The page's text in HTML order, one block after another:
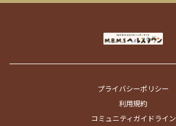
プライバシーポリシー
利用規約
コミュニティガイドライン